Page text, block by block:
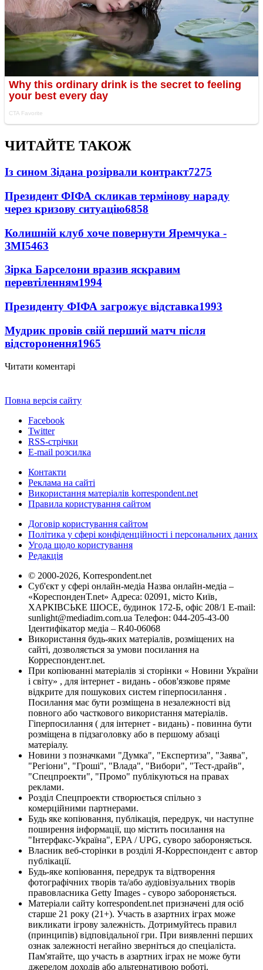
ЧИТАЙТЕ ТАКОЖ
Із сином Зідана розірвали контракт7275
Президент ФІФА скликав термінову нараду
через кризову ситуацію6858
Колишній клуб хоче повернути Яремчука -
ЗМІ5463
Зірка Барселони вразив яскравим
перевтіленням1994
Президенту ФІФА загрожує відставка1993
Мудрик провів свій перший матч після
відсторонення1965
Читати коментарі
Повна версія сайту
Facebook
Twitter
RSS-стрічки
E-mail розсилка
Контакти
Реклама на сайті
Використання матеріалів korrespondent.net
Правила користування сайтом
Договір користування сайтом
Політика у сфері конфіденційності і персональних даних
Угода щодо користування
Редакція
© 2000-2026, Korrespondent.net
Суб'єкт у сфері онлайн-медіа Назва онлайн-медіа –
«КореспонденТ.net» Адреса: 02091, місто Київ,
ХАРКІВСЬКЕ ШОСЕ, будинок 172-Б, офіс 208/1 E-mail:
sunlight@mediadim.com.ua Телефон: 044-205-43-00
Ідентифікатор медіа – R40-06068
Використання будь-яких матеріалів, розміщених на
сайті, дозволяється за умови посилання на
Корреспондент.net.
При копіюванні матеріалів зі сторінки « Новини України
і світу» , для інтернет - видань - обов'язкове пряме
відкрите для пошукових систем гіперпосилання .
Посилання має бути розміщена в незалежності від
повного або часткового використання матеріалів.
Гіперпосилання ( для інтернет - видань) - повинна бути
розміщена в підзаголовку або в першому абзаці
матеріалу.
Новини з позначками "Думка", "Експертиза", "Заява",
"Регіони", "Гроші", "Влада", "Вибори", "Тест-драйв",
"Спецпроекти", "Промо" публікуються на правах
реклами.
Розділ Спецпроекти створюється спільно з
комерційними партнерами.
Будь яке копіювання, публікація, передрук, чи наступне
поширення інформації, що містить посилання на
"Інтерфакс-Україна", EPA / UPG, суворо забороняється.
Власник веб-сторінки в розділі Я-Корреспондент є автор
публікації.
Будь-яке копіювання, передрук та відтворення
фотографічних творів та/або аудіовізуальних творів
правовласника Getty Images - суворо забороняється.
Матеріали сайту korrespondent.net призначені для осіб
старше 21 року (21+). Участь в азартних іграх може
викликати ігрову залежність. Дотримуйтесь правил
(принципів) відповідальної гри. При виявленні перших
ознак залежності негайно зверніться до спеціаліста.
Пам'ятайте, що участь в азартних іграх не може бути
джерелом доходів або альтернативою роботі.